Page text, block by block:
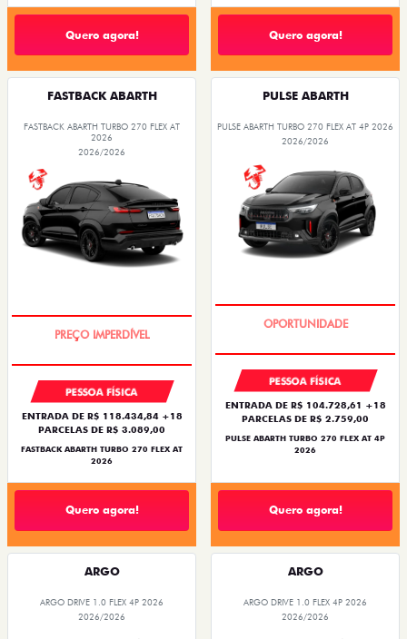
Quero agora! Quero agora!
FASTBACK ABARTH
FASTBACK ABARTH TURBO 270 FLEX AT
2026
2026/2026
PESSOA FÍSICA
ENTRADA DE R$ 118.434,84 +18
PARCELAS DE R$ 3.089,00
FASTBACK ABARTH TURBO 270 FLEX AT
2026
Quero agora!
PULSE ABARTH
PULSE ABARTH TURBO 270 FLEX AT 4P 2026
2026/2026
PESSOA FÍSICA
ENTRADA DE R$ 104.728,61 +18
PARCELAS DE R$ 2.759,00
PULSE ABARTH TURBO 270 FLEX AT 4P
2026
Quero agora!
ARGO
ARGO DRIVE 1.0 FLEX 4P 2026
2026/2026
ARGO
ARGO DRIVE 1.0 FLEX 4P 2026
2026/2026